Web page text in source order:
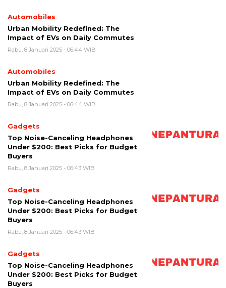
Automobiles
Urban Mobility Redefined: The
Impact of EVs on Daily Commutes
Rabu, 8 Januari 2025 - 06:44 WIB
Automobiles
Urban Mobility Redefined: The
Impact of EVs on Daily Commutes
Rabu, 8 Januari 2025 - 06:44 WIB
Gadgets
Top Noise-Canceling Headphones
Under $200: Best Picks for Budget
Buyers
Rabu, 8 Januari 2025 - 06:43 WIB
Gadgets
Top Noise-Canceling Headphones
Under $200: Best Picks for Budget
Buyers
Rabu, 8 Januari 2025 - 06:43 WIB
Gadgets
Top Noise-Canceling Headphones
Under $200: Best Picks for Budget
Buyers